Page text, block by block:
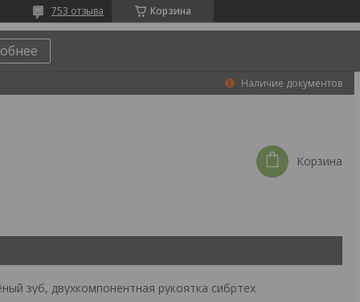
Корзина
753 отзыва
Наличие документов
Корзина
зуб, двухкомпонентная рукоятка сибртех